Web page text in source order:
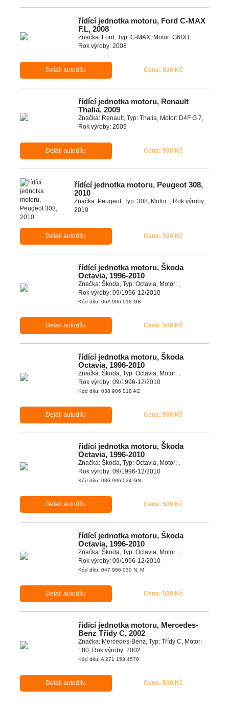
řídící jednotka motoru, Ford C-MAX
F.L, 2008
Značka: Ford, Typ: C-MAX, Motor: G6DB,
Rok výroby: 2008
Detail autodílu Cena: 500 Kč
řídící jednotka motoru, Renault
Thalia, 2009
Značka: Renault, Typ: Thalia, Motor: D4F G 7,
Rok výroby: 2009
Detail autodílu Cena: 500 Kč
řídící jednotka motoru, Peugeot 308,
2010
Značka: Peugeot, Typ: 308, Motor: , Rok výroby:
2010
Detail autodílu Cena: 500 Kč
řídící jednotka motoru, Škoda
Octavia, 1996-2010
Značka: Škoda, Typ: Octavia, Motor: ,
Rok výroby: 09/1996-12/2010
Kód dílu: 06A 906 018 GB
Detail autodílu Cena: 500 Kč
řídící jednotka motoru, Škoda
Octavia, 1996-2010
Značka: Škoda, Typ: Octavia, Motor: ,
Rok výroby: 09/1996-12/2010
Kód dílu: 038 906 018 AG
Detail autodílu Cena: 500 Kč
řídící jednotka motoru, Škoda
Octavia, 1996-2010
Značka: Škoda, Typ: Octavia, Motor: ,
Rok výroby: 09/1996-12/2010
Kód dílu: 036 906 034 GN
Detail autodílu Cena: 500 Kč
řídící jednotka motoru, Škoda
Octavia, 1996-2010
Značka: Škoda, Typ: Octavia, Motor: ,
Rok výroby: 09/1996-12/2010
Kód dílu: 047 906 030 N, M
Detail autodílu Cena: 500 Kč
řídící jednotka motoru, Mercedes-
Benz Třídy C, 2002
Značka: Mercedes-Benz, Typ: Třídy C, Motor:
180, Rok výroby: 2002
Kód dílu: A 271 153 4579
Detail autodílu Cena: 500 Kč